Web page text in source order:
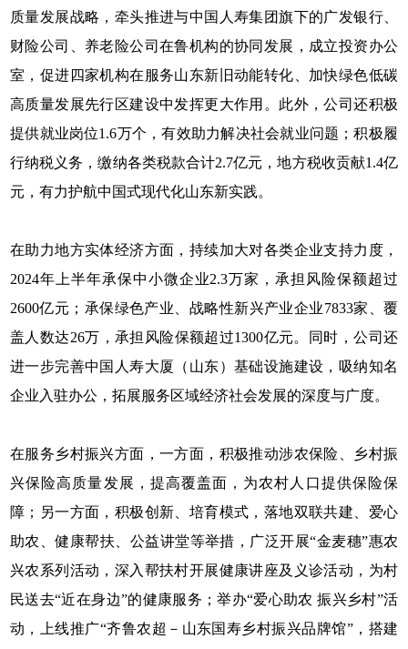
质量发展战略，牵头推进与中国人寿集团旗下的广发银行、
财险公司、养老险公司在鲁机构的协同发展，成立投资办公
室，促进四家机构在服务山东新旧动能转化、加快绿色低碳
高质量发展先行区建设中发挥更大作用。此外，公司还积极
提供就业岗位1.6万个，有效助力解决社会就业问题；积极履
行纳税义务，缴纳各类税款合计2.7亿元，地方税收贡献1.4亿
元，有力护航中国式现代化山东新实践。
在助力地方实体经济方面，持续加大对各类企业支持力度，
2024年上半年承保中小微企业2.3万家，承担风险保额超过
2600亿元；承保绿色产业、战略性新兴产业企业7833家、覆
盖人数达26万，承担风险保额超过1300亿元。同时，公司还
进一步完善中国人寿大厦（山东）基础设施建设，吸纳知名
企业入驻办公，拓展服务区域经济社会发展的深度与广度。
在服务乡村振兴方面，一方面，积极推动涉农保险、乡村振
兴保险高质量发展，提高覆盖面，为农村人口提供保险保
障；另一方面，积极创新、培育模式，落地双联共建、爱心
助农、健康帮扶、公益讲堂等举措，广泛开展“金麦穗”惠农
兴农系列活动，深入帮扶村开展健康讲座及义诊活动，为村
民送去“近在身边”的健康服务；举办“爱心助农 振兴乡村”活
动，上线推广“齐鲁农超－山东国寿乡村振兴品牌馆”，搭建